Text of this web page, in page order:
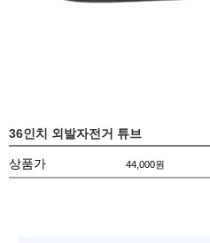
36인치 외발자전거 튜브
상품가 44,000원